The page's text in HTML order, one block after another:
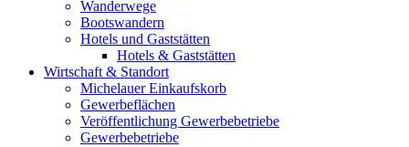
Wanderwege
Bootswandern
Hotels und Gaststätten
Hotels & Gaststätten
Wirtschaft & Standort
Michelauer Einkaufskorb
Gewerbeflächen
Veröffentlichung Gewerbebetriebe
Gewerbebetriebe